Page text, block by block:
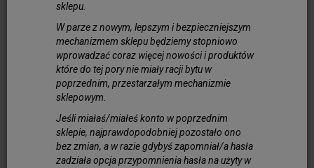
sklepu.
W parze z nowym, lepszym i bezpieczniejszym
mechanizmem sklepu będziemy stopniowo
wprowadzać coraz więcej nowości i produktów
które do tej pory nie miały racji bytu w
poprzednim, przestarzałym mechanizmie
sklepowym.
Jeśli miałaś/miałeś konto w poprzednim
sklepie, najprawdopodobniej pozostało ono
bez zmian, a w razie gdybyś zapomniał/a hasła
zadziała opcja przypomnienia hasła na użyty w